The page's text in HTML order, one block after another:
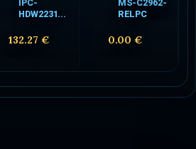
IPC-
HDW2231...
132.27 €
MS-C2962-
RELPC
0.00 €